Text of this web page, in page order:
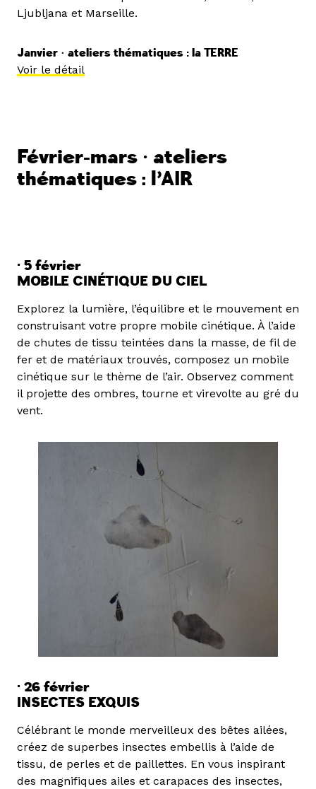
Ljubljana et Marseille.
Janvier • ateliers thématiques : la TERRE
Voir le détail
Février-mars • ateliers
thématiques : l’AIR
· 5 février
MOBILE CINÉTIQUE DU CIEL
Explorez la lumière, l’équilibre et le mouvement en
construisant votre propre mobile cinétique. À l’aide
de chutes de tissu teintées dans la masse, de fil de
fer et de matériaux trouvés, composez un mobile
cinétique sur le thème de l’air. Observez comment
il projette des ombres, tourne et virevolte au gré du
vent.
· 26 février
INSECTES EXQUIS
Célébrant le monde merveilleux des bêtes ailées,
créez de superbes insectes embellis à l’aide de
tissu, de perles et de paillettes. En vous inspirant
des magnifiques ailes et carapaces des insectes,